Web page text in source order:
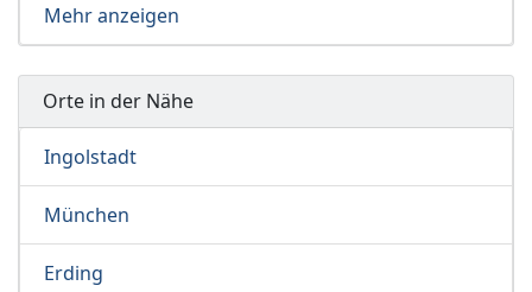
Mehr anzeigen
Orte in der Nähe
Ingolstadt
München
Erding